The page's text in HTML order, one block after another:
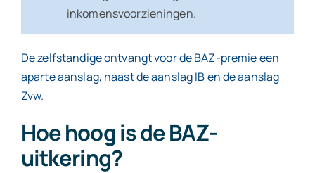
inkomensvoorzieningen.
De zelfstandige ontvangt voor de BAZ-premie een
aparte aanslag, naast de aanslag IB en de aanslag
Zvw.
Hoe hoog is de BAZ-
uitkering?